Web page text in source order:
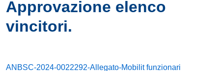
Approvazione elenco
vincitori.
ANBSC-2024-0022292-Allegato-Mobilit funzionari